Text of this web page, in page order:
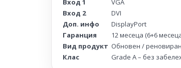
Вход 1
VGA
Вход 2
DVI
Доп. инфо
DisplayPort
Гаранция
12 месеца (6+6
Вид продукт Обновен / реновиран
Клас
Grade A – без